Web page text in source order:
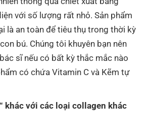
với số lượng rất nhỏ. Sản phẩm
là an toàn để tiêu thụ trong thời kỳ
bú. Chúng tôi khuyên bạn nên
sĩ nếu có bất kỳ thắc mắc nào
có chứa Vitamin C và Kẽm tự
khác với các loại collagen khác